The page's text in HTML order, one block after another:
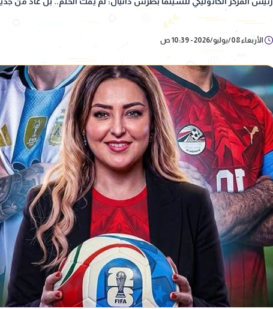
الأربعاء 08/يوليو/2026 - 10:39 ص